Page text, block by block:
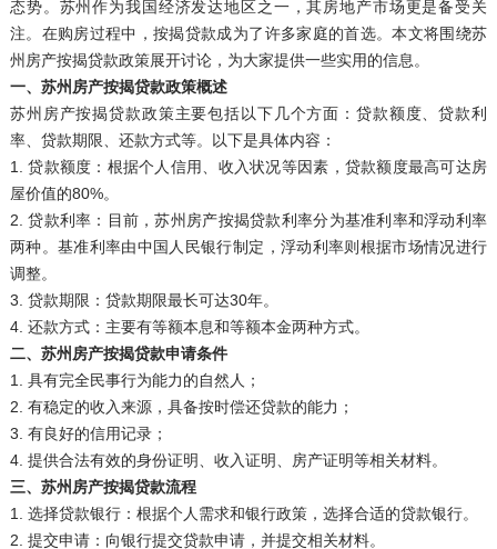
态势。苏州作为我国经济发达地区之一，其房地产市场更是备受关
注。在购房过程中，按揭贷款成为了许多家庭的首选。本文将围绕苏
州房产按揭贷款政策展开讨论，为大家提供一些实用的信息。
一、苏州房产按揭贷款政策概述
苏州房产按揭贷款政策主要包括以下几个方面：贷款额度、贷款利
率、贷款期限、还款方式等。以下是具体内容：
1. 贷款额度：根据个人信用、收入状况等因素，贷款额度最高可达房
屋价值的80%。
2. 贷款利率：目前，苏州房产按揭贷款利率分为基准利率和浮动利率
两种。基准利率由中国人民银行制定，浮动利率则根据市场情况进行
调整。
3. 贷款期限：贷款期限最长可达30年。
4. 还款方式：主要有等额本息和等额本金两种方式。
二、苏州房产按揭贷款申请条件
1. 具有完全民事行为能力的自然人；
2. 有稳定的收入来源，具备按时偿还贷款的能力；
3. 有良好的信用记录；
4. 提供合法有效的身份证明、收入证明、房产证明等相关材料。
三、苏州房产按揭贷款流程
1. 选择贷款银行：根据个人需求和银行政策，选择合适的贷款银行。
2. 提交申请：向银行提交贷款申请，并提交相关材料。